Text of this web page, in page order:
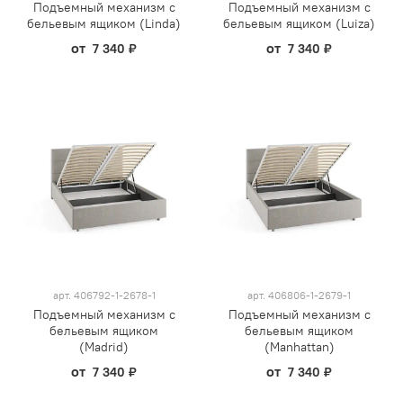
Подъемный механизм с
бельевым ящиком (Linda)
от 7 340 ₽
Подъемный механизм с
бельевым ящиком (Luiza)
от 7 340 ₽
арт. 406792-1-2678-1
Подъемный механизм с
бельевым ящиком
(Madrid)
от 7 340 ₽
арт. 406806-1-2679-1
Подъемный механизм с
бельевым ящиком
(Manhattan)
от 7 340 ₽